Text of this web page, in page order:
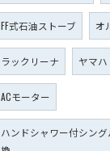
FF式石油ストーブ オ
ラックリーナ ヤマハ
ACモーター
ハンドシャワー付シン